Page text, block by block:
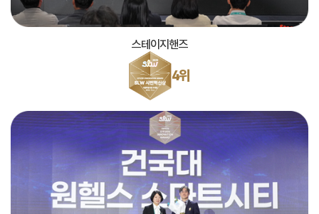
스테이지핸즈
4위